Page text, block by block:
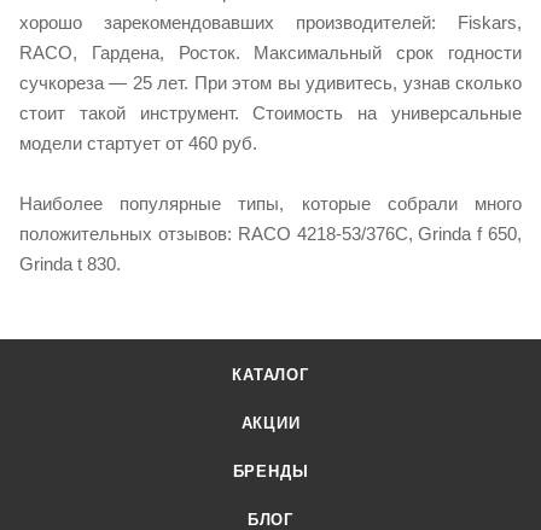
хорошо зарекомендовавших производителей: Fiskars,
RACO, Гардена, Росток. Максимальный срок годности
сучкореза — 25 лет. При этом вы удивитесь, узнав сколько
стоит такой инструмент. Стоимость на универсальные
модели стартует от 460 руб.
Наиболее популярные типы, которые собрали много
положительных отзывов: RACO 4218-53/376C, Grinda f 650,
Grinda t 830.
КАТАЛОГ
АКЦИИ
БРЕНДЫ
БЛОГ